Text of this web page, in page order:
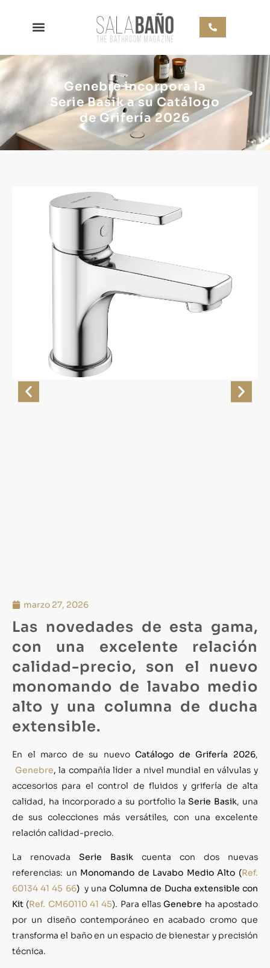
Genebre incorpora la
Serie Basik a su Catálogo
de Grifería 2026
marzo 27, 2026
Las novedades de esta gama,
con una excelente relación
calidad-precio, son el nuevo
monomando de lavabo medio
alto y una columna de ducha
extensible.
En el marco de su nuevoCatálogo de Grifería 2026,
Genebre,la compañía líder a nivel mundial en válvulas y
accesorios para el control de fluidos y grifería de alta
calidad, ha incorporado a su portfolio laSerie Basik, una
de sus colecciones más versátiles, con una excelente
relación calidad-precio.
La renovada Serie Basik cuenta con dos nuevas
referencias: un Monomando de Lavabo Medio Alto (Ref.
60134 41 45 66) y unaColumna de Ducha extensible con
Kit (Ref. CM6011041 45). Para ellasGenebre ha apostado
por un diseño contemporáneo en acabado cromo que
transforma el baño en un espacio de bienestar y precisión
técnica.